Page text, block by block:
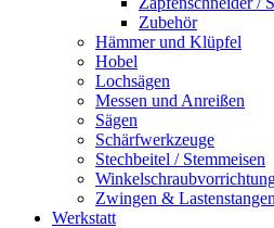
Zubehör
Hämmer und Klüpfel
Hobel
Lochsägen
Messen und Anreißen
Sägen
Schärfwerkzeuge
Stechbeitel / Stemmeisen
Zwingen & Lastenstangen
Werkstatt